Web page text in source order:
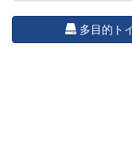
多目的ト